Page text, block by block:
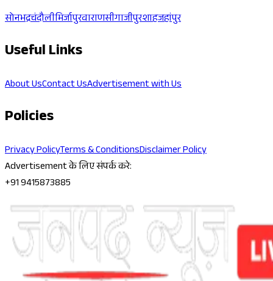
सोनभद्रचंदौलीमिर्जापुरवाराणसीगाजीपुरशाहजहांपुर
Useful Links
About UsContact UsAdvertisement with Us
Policies
Privacy PolicyTerms & ConditionsDisclaimer Policy
Advertisement के लिए संपर्क करे:
+91 9415873885